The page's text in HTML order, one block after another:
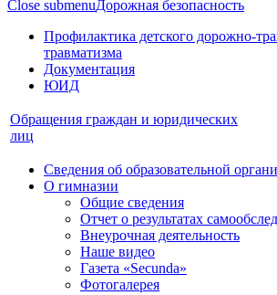
Close submenuДорожная безопасность
Профилактика детского дорожно-
травматизма
Документация
ЮИД
Обращения граждан и юридических
лиц
Сведения об образовательной
О гимназии
Общие сведения
Отчет о результатах
Внеурочная деятельность
Наше видео
Газета «Secunda»
Фотогалерея